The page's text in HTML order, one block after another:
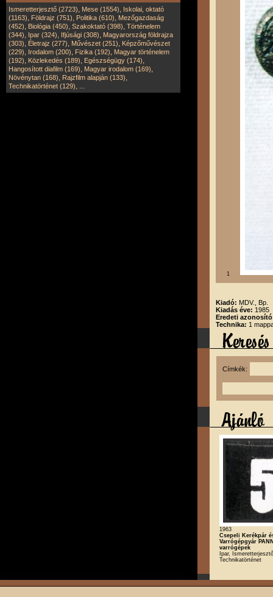
Ismeretterjesztő (2723), Mese (1554), Iskolai, oktató
(1163), Földrajz (751), Politika (610), Mezőgazdaság
(452), Biológia (450), Szakoktató (398), Történelem
(344), Ipar (324), Ifjúsági (308), Magyarország földrajza
(303), Életrajz (277), Művészet (251), Képzőművészet
(229), Irodalom (200), Fizika (192), Magyar történelem
(192), Közlekedés (189), Egészségügy (174),
Hangosított diafilm (169), Magyar irodalom (169),
Növénytan (168), Rajzfilm alapján (133),
Technikatörténet (129),
1
Kiadó: MDV., Bp.
Kiadás éve: 1985
Eredeti
Technika: 1
Címkék:
1963
Csepeli Kerékpár
Varrógépgyár
varrógépek
Ipar,
Technikatörténet